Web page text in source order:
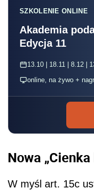
SZKOLENIE ONLINE
Akademia
Edycja 11
13.10 | 18.11 | 8.12 |
online, na żywo +
Nowa
W myśl art. 15c